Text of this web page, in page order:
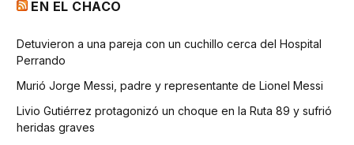
EN EL CHACO
Detuvieron a una pareja con un cuchillo cerca del Hospital
Perrando
Murió Jorge Messi, padre y representante de Lionel Messi
Livio Gutiérrez protagonizó un choque en la Ruta 89 y sufrió
heridas graves